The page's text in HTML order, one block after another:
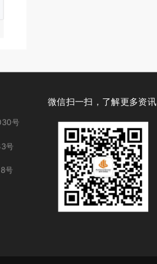
微信扫一扫，了解更多资讯
号
号
号